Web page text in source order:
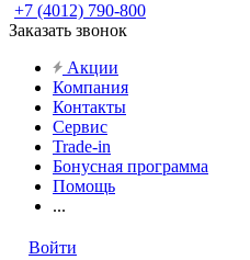
+7 (4012) 790-800
Заказать звонок
Акции
Компания
Контакты
Сервис
Trade-in
Бонусная программа
Помощь
...
Войти